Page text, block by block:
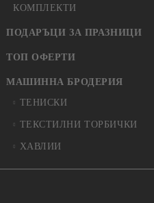
КОМПЛЕКТИ
ПОДАРЪЦИ ЗА ПРАЗНИЦИ
ТОП ОФЕРТИ
МАШИННА БРОДЕРИЯ
ТЕНИСКИ
ТЕКСТИЛНИ ТОРБИЧКИ
ХАВЛИИ